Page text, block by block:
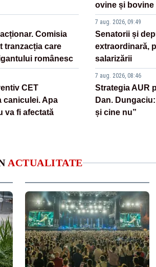
Comisia
tranzacția care
românesc
CET
caniculei. Apa
va fi afectată
ovine și bovine
7 aug. 2026, 09:49
Senatorii și
extraordinară,
salarizării
7 aug. 2026, 08:46
Strategia AUR
Dan.
și cine nu”
ACTUALITATE